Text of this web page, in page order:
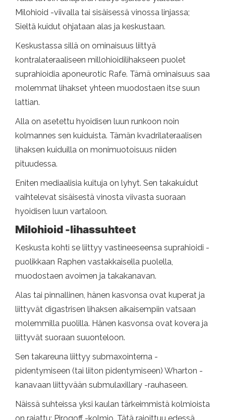
Milohioid -viivalla tai sisäisessä vinossa linjassa;
Sieltä kuidut ohjataan alas ja keskustaan.
Keskustassa sillä on ominaisuus liittyä
kontralateraaliseen millohioidilihakseen puolet
suprahioidia aponeurotic Rafe. Tämä ominaisuus saa
molemmat lihakset yhteen muodostaen itse suun
lattian.
Alla on asetettu hyoidisen luun runkoon noin
kolmannes sen kuiduista. Tämän kvadrilateraalisen
lihaksen kuiduilla on monimuotoisuus niiden
pituudessa.
Eniten mediaalisia kuituja on lyhyt. Sen takakuidut
vaihtelevat sisäisestä vinosta viivasta suoraan
hyoidisen luun vartaloon.
Milohioid -lihassuhteet
Keskusta kohti se liittyy vastineeseensa suprahioidi -
puolikkaan Raphen vastakkaisella puolella,
muodostaen avoimen ja takakanavan.
Alas tai pinnallinen, hänen kasvonsa ovat kuperat ja
liittyvät digastrisen lihaksen aikaisempiin vatsaan
molemmilla puolilla. Hänen kasvonsa ovat kovera ja
liittyvät suoraan suuonteloon.
Sen takareuna liittyy submaxointerna -
pidentymiseen (tai liiton pidentymiseen) Wharton -
kanavaan liittyvään submulaxillary -rauhaseen.
Näissä suhteissa yksi kaulan tärkeimmistä kolmioista